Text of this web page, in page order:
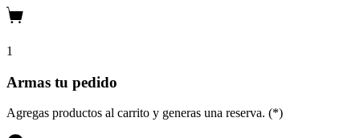
1
Armas tu pedido
Agregas productos al carrito y generas una reserva. (*)